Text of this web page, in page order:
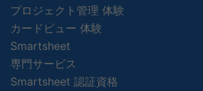
プロジェクト管理 体験
カードビュー 体験
Smartsheet
専門サービス
Smartsheet 認証資格